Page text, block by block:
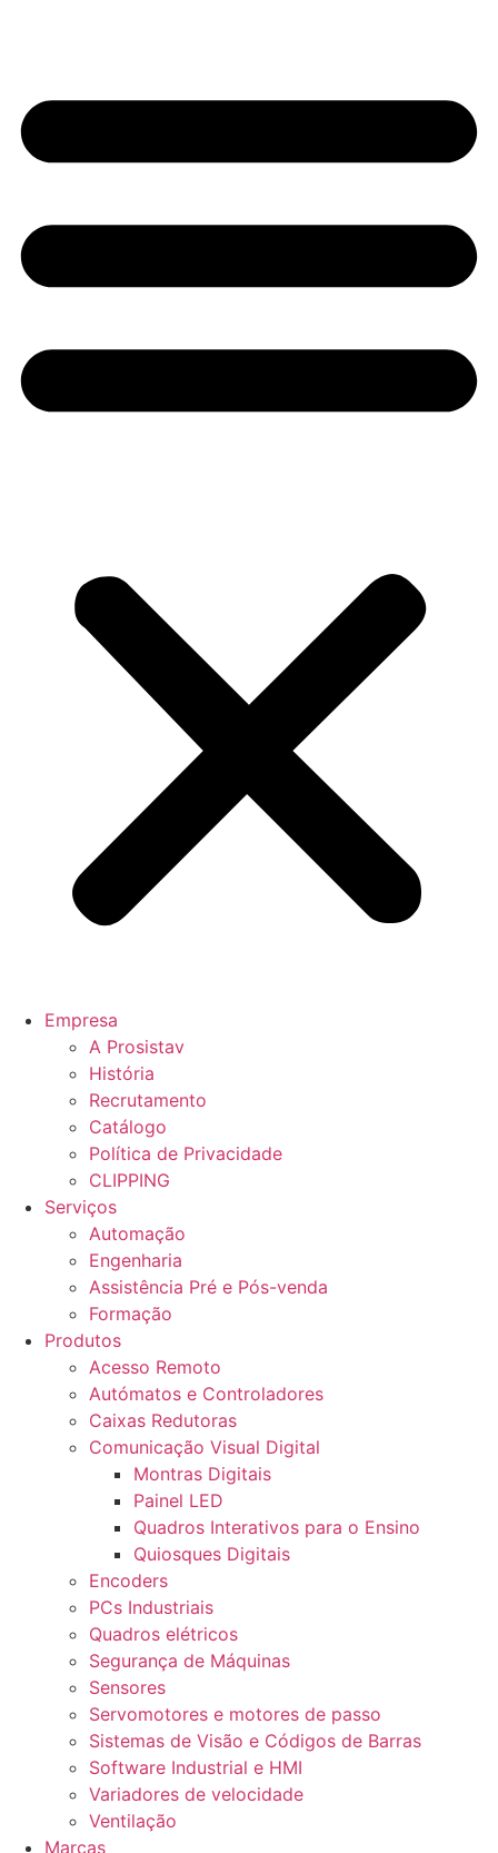
Empresa
A Prosistav
História
Recrutamento
Catálogo
Política de Privacidade
CLIPPING
Serviços
Automação
Engenharia
Assistência Pré e Pós-venda
Formação
Produtos
Acesso Remoto
Autómatos e Controladores
Caixas Redutoras
Comunicação Visual Digital
Montras Digitais
Painel LED
Quadros Interativos para o Ensino
Quiosques Digitais
Encoders
PCs Industriais
Quadros elétricos
Segurança de Máquinas
Sensores
Servomotores e motores de passo
Sistemas de Visão e Códigos de Barras
Software Industrial e HMI
Variadores de velocidade
Ventilação
Marcas